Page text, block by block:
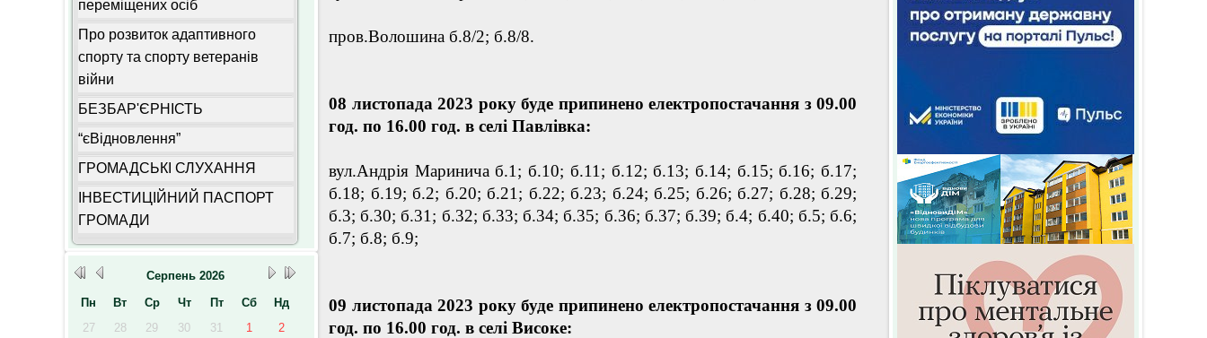
переміщених осіб
Про розвиток адаптивного
спорту та спорту ветеранів
війни
БЕЗБАР'ЄРНІСТЬ
“єВідновлення”
ГРОМАДСЬКІ СЛУХАННЯ
ІНВЕСТИЦІЙНИЙ ПАСПОРТ
ГРОМАДИ
Серпень 2026
Пн
Вт Ср Чт Пт Сб
Нд
27
28 29 30 31 1 2
пров.Волошина б.8/2; б.8/8.
08 листопада 2023 року буде припинено електропостачання з 09.00
год. по 16.00 год. в селі Павлівка:
вул.Андрія Маринича б.1; б.10; б.11; б.12; б.13; б.14; б.15; б.16; б.17;
б.18; б.19; б.2; б.20; б.21; б.22; б.23; б.24; б.25; б.26; б.27; б.28; б.29;
б.3; б.30; б.31; б.32; б.33; б.34; б.35; б.36; б.37; б.39; б.4; б.40; б.5; б.6;
б.7; б.8; б.9;
09 листопада 2023 року буде припинено електропостачання з 09.00
год. по 16.00 год. в селі Високе: